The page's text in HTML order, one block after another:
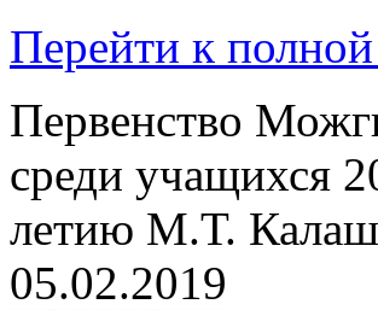
Перейти к полной
Первенство
среди учащихся
летию М.Т.
05.02.2019